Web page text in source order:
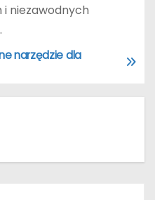
niezawodnych
narzędzie dla